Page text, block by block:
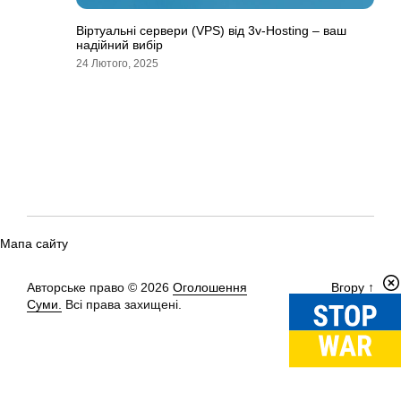
Віртуальні сервери (VPS) від 3v-Hosting – ваш
надійний вибір
24 Лютого, 2025
Мапа сайту
Авторське право © 2026 Оголошення
Суми.
Всі права захищені.
Вгору ↑